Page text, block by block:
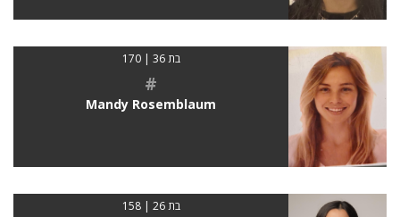
בת 36 | 170
#
Mandy Rosemblaum
בת 26 | 158